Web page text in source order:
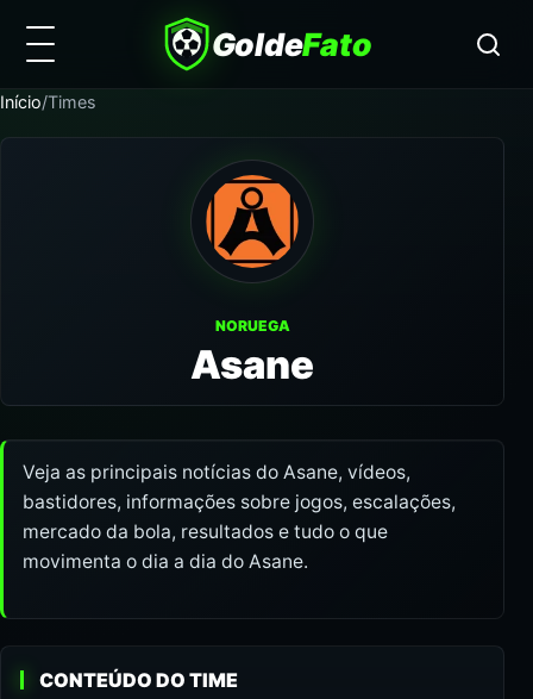
GoldeFato
Início/Times
NORUEGA
Asane
Veja as principais notícias do Asane, vídeos,
bastidores, informações sobre jogos, escalações,
mercado da bola, resultados e tudo o que
movimenta o dia a dia do Asane.
CONTEÚDO DO TIME